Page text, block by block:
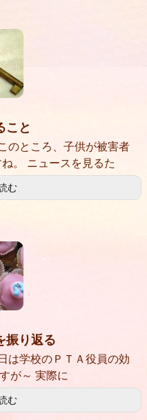
こと
のところ、子供が被害者
。 ニュースを見るた
む
振り返る
は学校のＰＴＡ役員の効
が～ 実際に
む